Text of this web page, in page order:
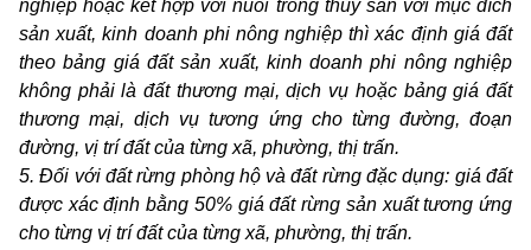
nghiệp hoặc kết hợp với nuôi trồng thủy sản với mục đích
sản xuất, kinh doanh phi nông nghiệp thì xác định giá đất
theo bảng giá đấtsản xuất, kinh doanh phi nông nghiệp
không phải là đất thương mại, dịch vụ hoặc bảng giá đất
thương mại, dịch vụ tương ứng cho từng đường, đoạn
đường, vị trí đất của từng xã, phường, thị trấn.
5. Đối với đất rừng phòng hộ và đất rừng đặc dụng: giá đất
được xác định bằng 50% giá đất rừng sản xuất tương ứng
cho từng vị trí đất của từng xã, phường, thị trấn.